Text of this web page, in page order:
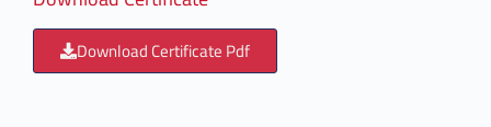
Download Certificate Pdf